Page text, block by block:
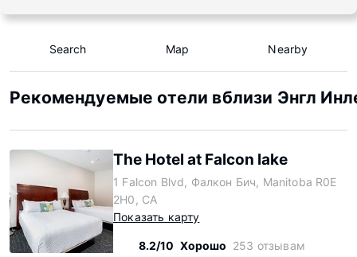
Search Map Nearby
Рекомендуемые отели вблизи Энгл
The Hotel at Falcon lake
1 Falcon Blvd, Фалкон Бич, Manitoba R0E
2H0, CA
Показать карту
8.2/10 Хорошо 253 отзывам